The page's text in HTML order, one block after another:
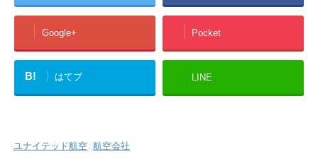
Google+ Pocket
B! はてブ LINE
-ユナイテッド航空 航空会社